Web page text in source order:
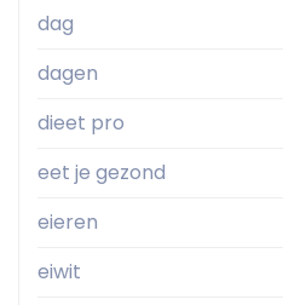
dag
dagen
dieet pro
eet je gezond
eieren
eiwit